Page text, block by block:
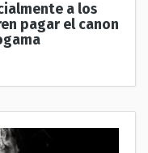
a los
pagar el canon